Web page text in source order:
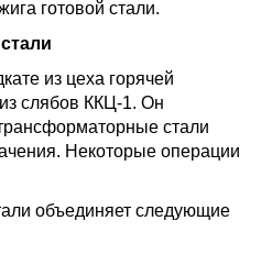
готовой стали.
стали
из цеха горячей
слябов ККЦ-1. Он
стали
Некоторые операции
объединяет следующие